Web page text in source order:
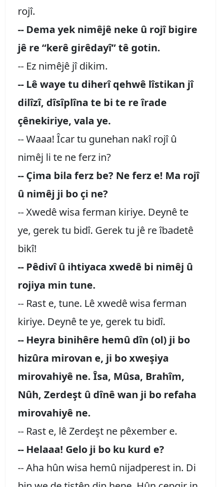
rojî.
-- Dema yek nimêjê neke û rojî bigire
jê re “kerê girêdayî” tê gotin.
-- Ez nimêjê jî dikim.
-- Lê waye tu diherî qehwê lîstikan jî
dilîzî, dîsîplîna te bi te re îrade
çênekiriye, vala ye.
-- Waaa! Îcar tu gunehan nakî rojî û
nimêj li te ne ferz in?
-- Çima bila ferz be? Ne ferz e! Ma rojî
û nimêj ji bo çi ne?
-- Xwedê wisa ferman kiriye. Deynê te
ye, gerek tu bidî. Gerek tu jê re îbadetê
bikî!
-- Pêdivî û ihtiyaca xwedê bi nimêj û
rojiya min tune.
-- Rast e, tune. Lê xwedê wisa ferman
kiriye. Deynê te ye, gerek tu bidî.
-- Heyra binihêre hemû dîn (ol) ji bo
hizûra mirovan e, ji bo xweşiya
mirovahiyê ne. Îsa, Mûsa, Brahîm,
Nûh, Zerdeşt û dînê wan ji bo refaha
mirovahiyê ne.
-- Rast e, lê Zerdeşt ne pêxember e.
-- Helaaa! Gelo ji bo ku kurd e?
-- Aha hûn wisa hemû nijadperest in. Di